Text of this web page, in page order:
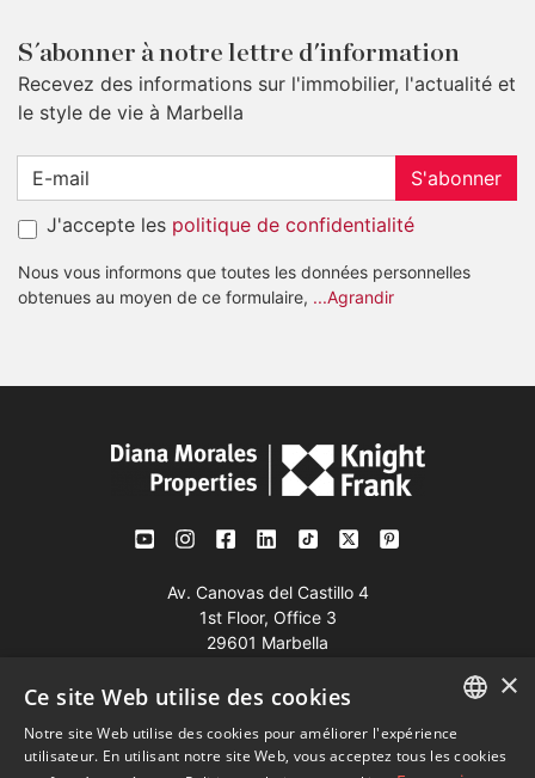
S´abonner à notre lettre d'information
Recevez des informations sur l'immobilier, l'actualité et
le style de vie à Marbella
S'abonner
J'accepte les politique de confidentialité
Nous vous informons que toutes les données personnelles
obtenues au moyen de ce formulaire, ...Agrandir
Av. Canovas del Castillo 4
1st Floor, Office 3
29601 Marbella
Tél:+34 952 765 138
ENGLISH
×
Ce site Web utilise des cookies
Notre site Web utilise des cookies pour améliorer l'expérience
utilisateur. En utilisant notre site Web, vous acceptez tous les cookies